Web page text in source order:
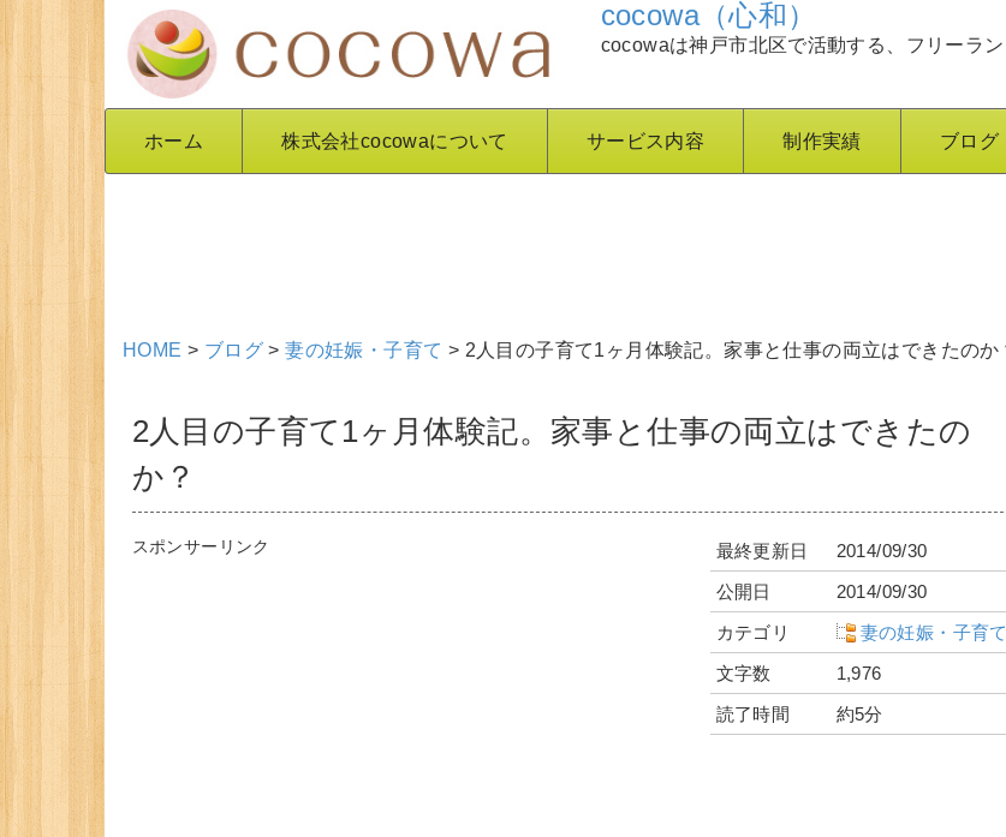
cocowa（心和）
cocowaは神戸市北区で活動する、フリーラン
ホーム 株式会社cocowaについて サービス内容 制作実績 ブログ
HOME > ブログ >妻の妊娠・子育て > 2人目の子育て1ヶ月体験記。家事と仕事の両立はできたのか
2人目の子育て1ヶ月体験記。家事と仕事の両立はできたの
か？
スポンサーリンク 最終更新日
2014/09/30
公開日
2014/09/30
カテゴリ
妻の妊娠・子育て
文字数
1,976
読了時間
約5分